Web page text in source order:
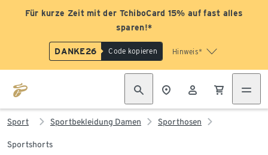
Für kurze Zeit mit der TchiboCard 15% auf fast alles
sparen!*
DANKE26 Code kopieren Hinweis*
Sport Sportbekleidung Damen Sporthosen
Sportshorts